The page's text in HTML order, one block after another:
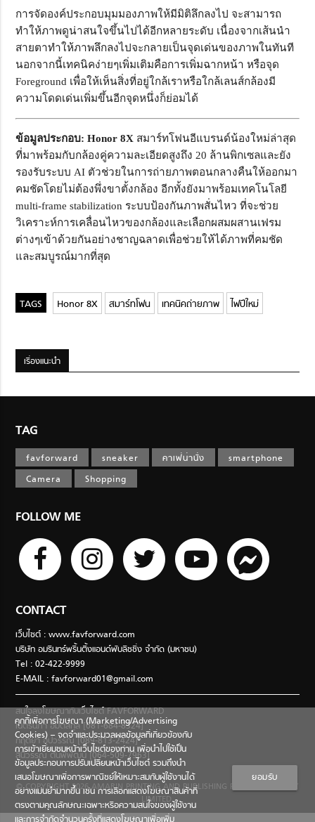
การจัดองค์ประกอบมุมมองภาพให้มีมิติลึกลงไป จะสามารถ
ทำให้ภาพดูน่าสนใจขึ้นไปได้อีกหลายระดับ เนื่องจากเส้นนำ
สายตาทำให้ภาพลึกลงไปจะกลายเป็นจุดเด่นของภาพในทันที
นอกจากนี้เทคนิคง่ายๆเพิ่มเติมคือการเพิ่มฉากหน้า หรือจุด
Foreground เพื่อให้เห็นสิ่งที่อยู่ใกล้เราหรือใกล้เลนส์กล้องมี
ความโดดเด่นเพิ่มขึ้นอีกจุดหนึ่งก็ย่อมได้
ข้อมูลประกอบ: Honor 8X สมาร์ทโฟนอีแบรนด์น้องใหม่ล่าสุด
ที่มาพร้อมกับกล้องคู่ความละเอียดสูงถึง 20 ล้านพิกเซลและยัง
รองรับระบบ AI ตัวช่วยในการถ่ายภาพตอนกลางคืนให้ออกมา
คมชัดโดยไม่ต้องพึ่งขาตั้งกล้อง อีกทั้งยังมาพร้อมเทคโนโลยี
multi-frame stabilization ระบบป้องกันภาพสั่นไหว ที่จะช่วย
วิเคราะห์การเคลื่อนไหวของกล้องและเลือกผสมผสานเฟรม
ต่างๆเข้าด้วยกันอย่างชาญฉลาดเพื่อช่วยให้ได้ภาพที่คมชัด
และสมบูรณ์มากที่สุด
Honor 8X สมาร์ทโฟน เทคนิคถ่ายภาพ ไฟปีใหม่
เรื่องแนะนำ
TAG
favforward sneaker คาเฟ่น่านั่ง
smartphone
Camera
Shopping
FOLLOW ME
CONTACT
เว็บไซต์ : www.favforward.com
บริษัท อมรินทร์พริ้นติ้งแอนด์พับลิชชิ่ง จำกัด (มหาชน)
Tel : 02-422-9999
E-MAIL :favforward01@gmail.com
สนใจลงโฆษณากับเว็บไซต์ FAVFORWARD
เนตรนภา อมตสกุล [081-684-8324]
กฤตยา อุปวรรณ [089-813-2424]
สินีวรรณ ตันพิพัฒน์ [064-509-7963]
© COPYRIGHT 2026 AMARIN PRINTING AND PUBLISHING PUBLIC COMPANY
LIMITED.
คุกกี้เพื่อการโฆษณา (Marketing/Advertising
Cookies) – จดจำและประมวลผลข้อมูลที่เกี่ยวข้องกับ
การเข้าเยี่ยมชมหน้าเว็บไซต์ของท่าน เพื่อนำไปใช้เป็น
ข้อมูลประกอบการปรับเปลี่ยนหน้าเว็บไซต์ รวมถึงนำ
เสนอโฆษณาเพื่อการพาณิชย์ให้เหมาะสมกับผู้ใช้งานได้
อย่างแม่นยำมากขึ้น เช่น การเลือกแสดงโฆษณาสินค้าที่
ตรงตามคุณลักษณะเฉพาะหรือความสนใจของผู้ใช้งาน
ยอมรับ